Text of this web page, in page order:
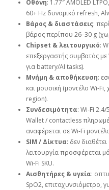
Οθόνη: 1.77″ AMOLED
60+ Hz δυναμικό refresh,
Βάρος & διαστάσεις:
βάρος περίπου 26–30 g
Chipset & λειτουργικό:
επεξεργαστής συμβατός με
για battery/AI tasks).
Μνήμη & αποθήκευση:
και μουσική (μοντέλο
region).
Συνδεσιμότητα: Wi‑Fi
Wallet / contactless
αναφέρεται σε Wi‑Fi
SIM / Δίκτυα: δεν
λειτουργία προσφέρεται
Wi‑Fi SKU.
Αισθητήρες & υγεία:
SpO2, επιταχυνσιόμετρο,